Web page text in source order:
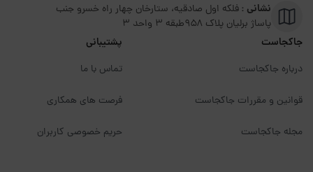
نشانی :فلکه اول صادقیه، ستارخان چهار راه خسرو جنب
پاساژ برلیان پلاک ۹۵۸طبقه 3 واحد 3
جاکجاست
درباره جاکجاست
قوانین و مقررات جاکجاست
مجله جاکجاست
پشتیبانی
تماس با ما
فرصت های همکاری
حریم خصوصی کاربران